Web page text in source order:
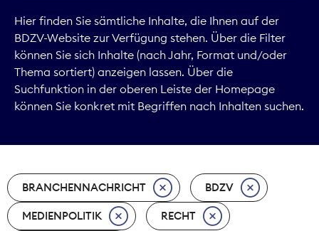
Digitales
Kommunikation
Marktdaten
Nachhaltigkeit
Nachwuchs
Hier finden Sie sämtliche Inhalte, die Ihnen auf der
BDZV-Website zur Verfügung stehen. Über die Filter
können Sie sich Inhalte (nach Jahr, Format und/oder
Thema sortiert) anzeigen lassen. Über die
Suchfunktion in der oberen Leiste der Homepage
können Sie konkret mit Begriffen nach Inhalten suchen.
BRANCHENNACHRICHT BDZV
MEDIENPOLITIK RECHT